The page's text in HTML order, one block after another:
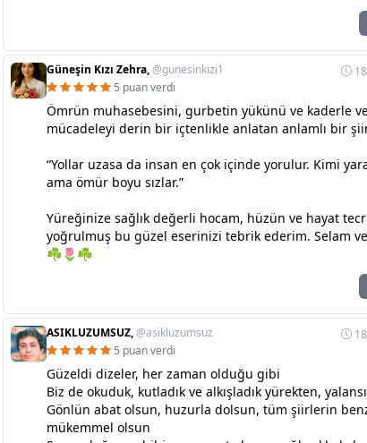
Güneşin Kızı Zehra,@gunesinkizi1
5 puan verdi
Ömrün muhasebesini, gurbetin yükünü ve kaderle
mücadeleyi derin bir içtenlikle anlatan anlamlı bir
“Yollar uzasa da insan en çok içinde yorulur. Kimi
ama ömür boyu sızlar.”
Yüreğinize sağlık değerli hocam, hüzün ve hayat
yoğrulmuş bu güzel eserinizi tebrik ederim. Selam ve
☘🌷☘
ASIKLUZUMSUZ,@asikluzumsuz
5 puan verdi
Güzeldi dizeler, her zaman olduğu gibi
Biz de okuduk, kutladık ve alkışladık yürekten,
Gönlün abat olsun, huzurla dolsun, tüm şiirlerin
mükemmel olsun